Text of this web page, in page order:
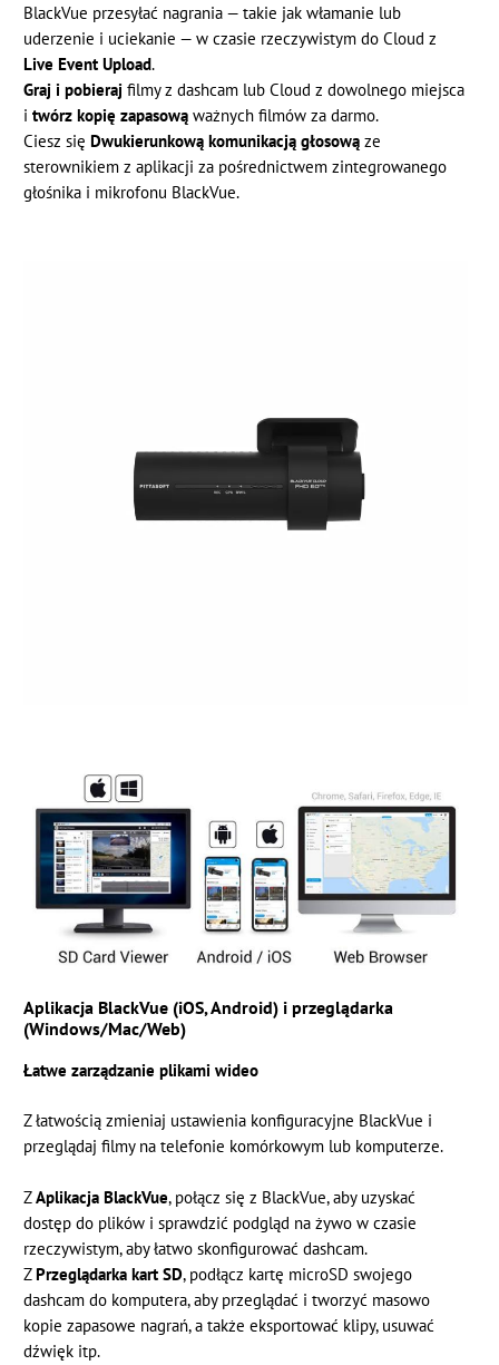
BlackVue przesyłać nagrania — takie jak włamanie lub
uderzenie i uciekanie — w czasie rzeczywistym do Cloud z
Live Event Upload.
Graj i pobieraj filmy z dashcam lub Cloud z dowolnego miejsca
itwórz kopię zapasową ważnych filmów za darmo.
Ciesz sięDwukierunkową komunikacją głosową ze
sterownikiem z aplikacji za pośrednictwem zintegrowanego
głośnika i mikrofonu BlackVue.
Aplikacja BlackVue (iOS, Android) i przeglądarka
(Windows/Mac/Web)
Łatwe zarządzanie plikami wideo
Z łatwością zmieniaj ustawienia konfiguracyjne BlackVue i
przeglądaj filmy na telefonie komórkowym lub komputerze.
ZAplikacja BlackVue, połącz się z BlackVue, aby uzyskać
dostęp do plików i sprawdzić podgląd na żywo w czasie
rzeczywistym, aby łatwo skonfigurować dashcam.
ZPrzeglądarka kart SD, podłącz kartę microSD swojego
dashcam do komputera, aby przeglądać i tworzyć masowo
kopie zapasowe nagrań, a także eksportować klipy, usuwać
dźwięk itp.